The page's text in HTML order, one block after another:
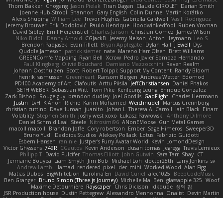
Thom Bakker Chogang Jason Pielak Tiran Dagan Claude GIROLET Darian Smith
Joenne Hub-Strobl Shannon Gary English Colin Dunne Martin Koťátko
Alexis Shuping William Lee Trevor Hughes Gabriella Caldwell Vasili Rodriguez
Jeremy Brouwer Erik Dodolović Paulo Henrique Hoodwinkedfool Ruben Vroman
David Sibley Emil Herzenstiel Charles Janson Christian Gomez James Wilson
Niko Bidoli Danny Arnold CGJackB Jeremy Nelson Anton Heymann Leo S
Brendon Padjasek Evan Tillett Bryan Applegate Dylan Hall J Ewell Dys
Quddle Jameson patrick siemer nate Mareno Harr Olsen Brett Williams
GREENCom'e Mapping Ryan Bell Xcrow Pedro Javier Somoza Hernando
Paul Klingberg Olivié Bouchard Damiano Mazzocchini Raven Realm
Johann Oosthuizen Scott Robert Tolppi: Support My Content Randy Bloom
henrik rasmussen Greenheart Ransom Bergen Andreas Wetter Edomod
PD100 Academy of Art Clafoutis Arttu Piisila JeffChristiansen Daniel Phakos
SETH WEBER Sebastian Witt Tom Pike Kenleung Leung Enrique Gonzalez
Zack Bishop
Rouge guy brandon dudley Joel Gordils GadFlight Charles Herrmann
Justin
LvH K Anon Richie Karim Mohamed Weichnudel
Marcus Grennborg
christian cuttino DaveHuman juanito Johan L Theresa A. Carroll Iain Black Einarr
Volatility Stephen Smith joshy west xoxo Łukasz Pawłowski Anthony Dilmore
Daniel Schmid Leal Steele Nitrosimi96 ANonEMoose Gun Metal Games
macoll macoll
Brandon Joffe Cory robertson Ember Sage Himeros Sweeper3D
Bruno Yudi Daddios Studios Aleksey Pollack Lotus Fabrizio Guidotti
Esbern Hansen ran nie Justper's Furry Avatar World Kevin LomondDesign
Victor Ghyssens 749R CGautos Kevin Anderson dusan tomas Jegregg Travis Lemieux
Philipp T David Pulcifer Thomas Elliott John Gutwin Sara Tarr Shay CT
Jermaine Bouyea Liam Smyth Jim Bob Michael Loh doctor25th Larry Jenkins sv
Andrew Lamb Hamad rendered_pixel der_mihi Worked Wood Alan Figg
Matias Dubos BigWhiteLion Karolina En David Curiel alec1025
BeepCodeMusic
Ben Granger Bruno Simon (Three.js Journey) Michelle Ma Ben glassapple 325 Woof
Maxime Detournière Rayscaper Chris Dickson idkdude 성익 김
JSR Production house Dustin Pettegrew Alessandro Mennonna Onalist Devin Martin